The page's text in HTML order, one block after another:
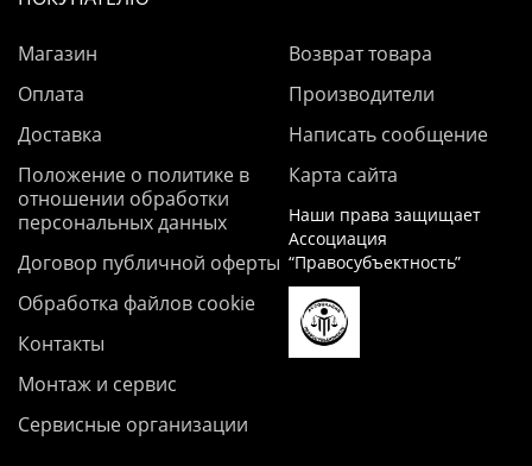
Магазин
Оплата
Доставка
Положение о политике в
отношении обработки
персональных данных
Договор публичной оферты
Обработка файлов cookie
Контакты
Монтаж и сервис
Сервисные организации
Возврат товара
Производители
Написать сообщение
Карта сайта
Наши права защищает
Ассоциация
“Правосубъектность”